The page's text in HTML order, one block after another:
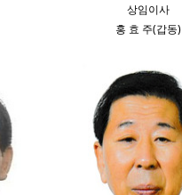
상임이사
홍 효 주(갑동)